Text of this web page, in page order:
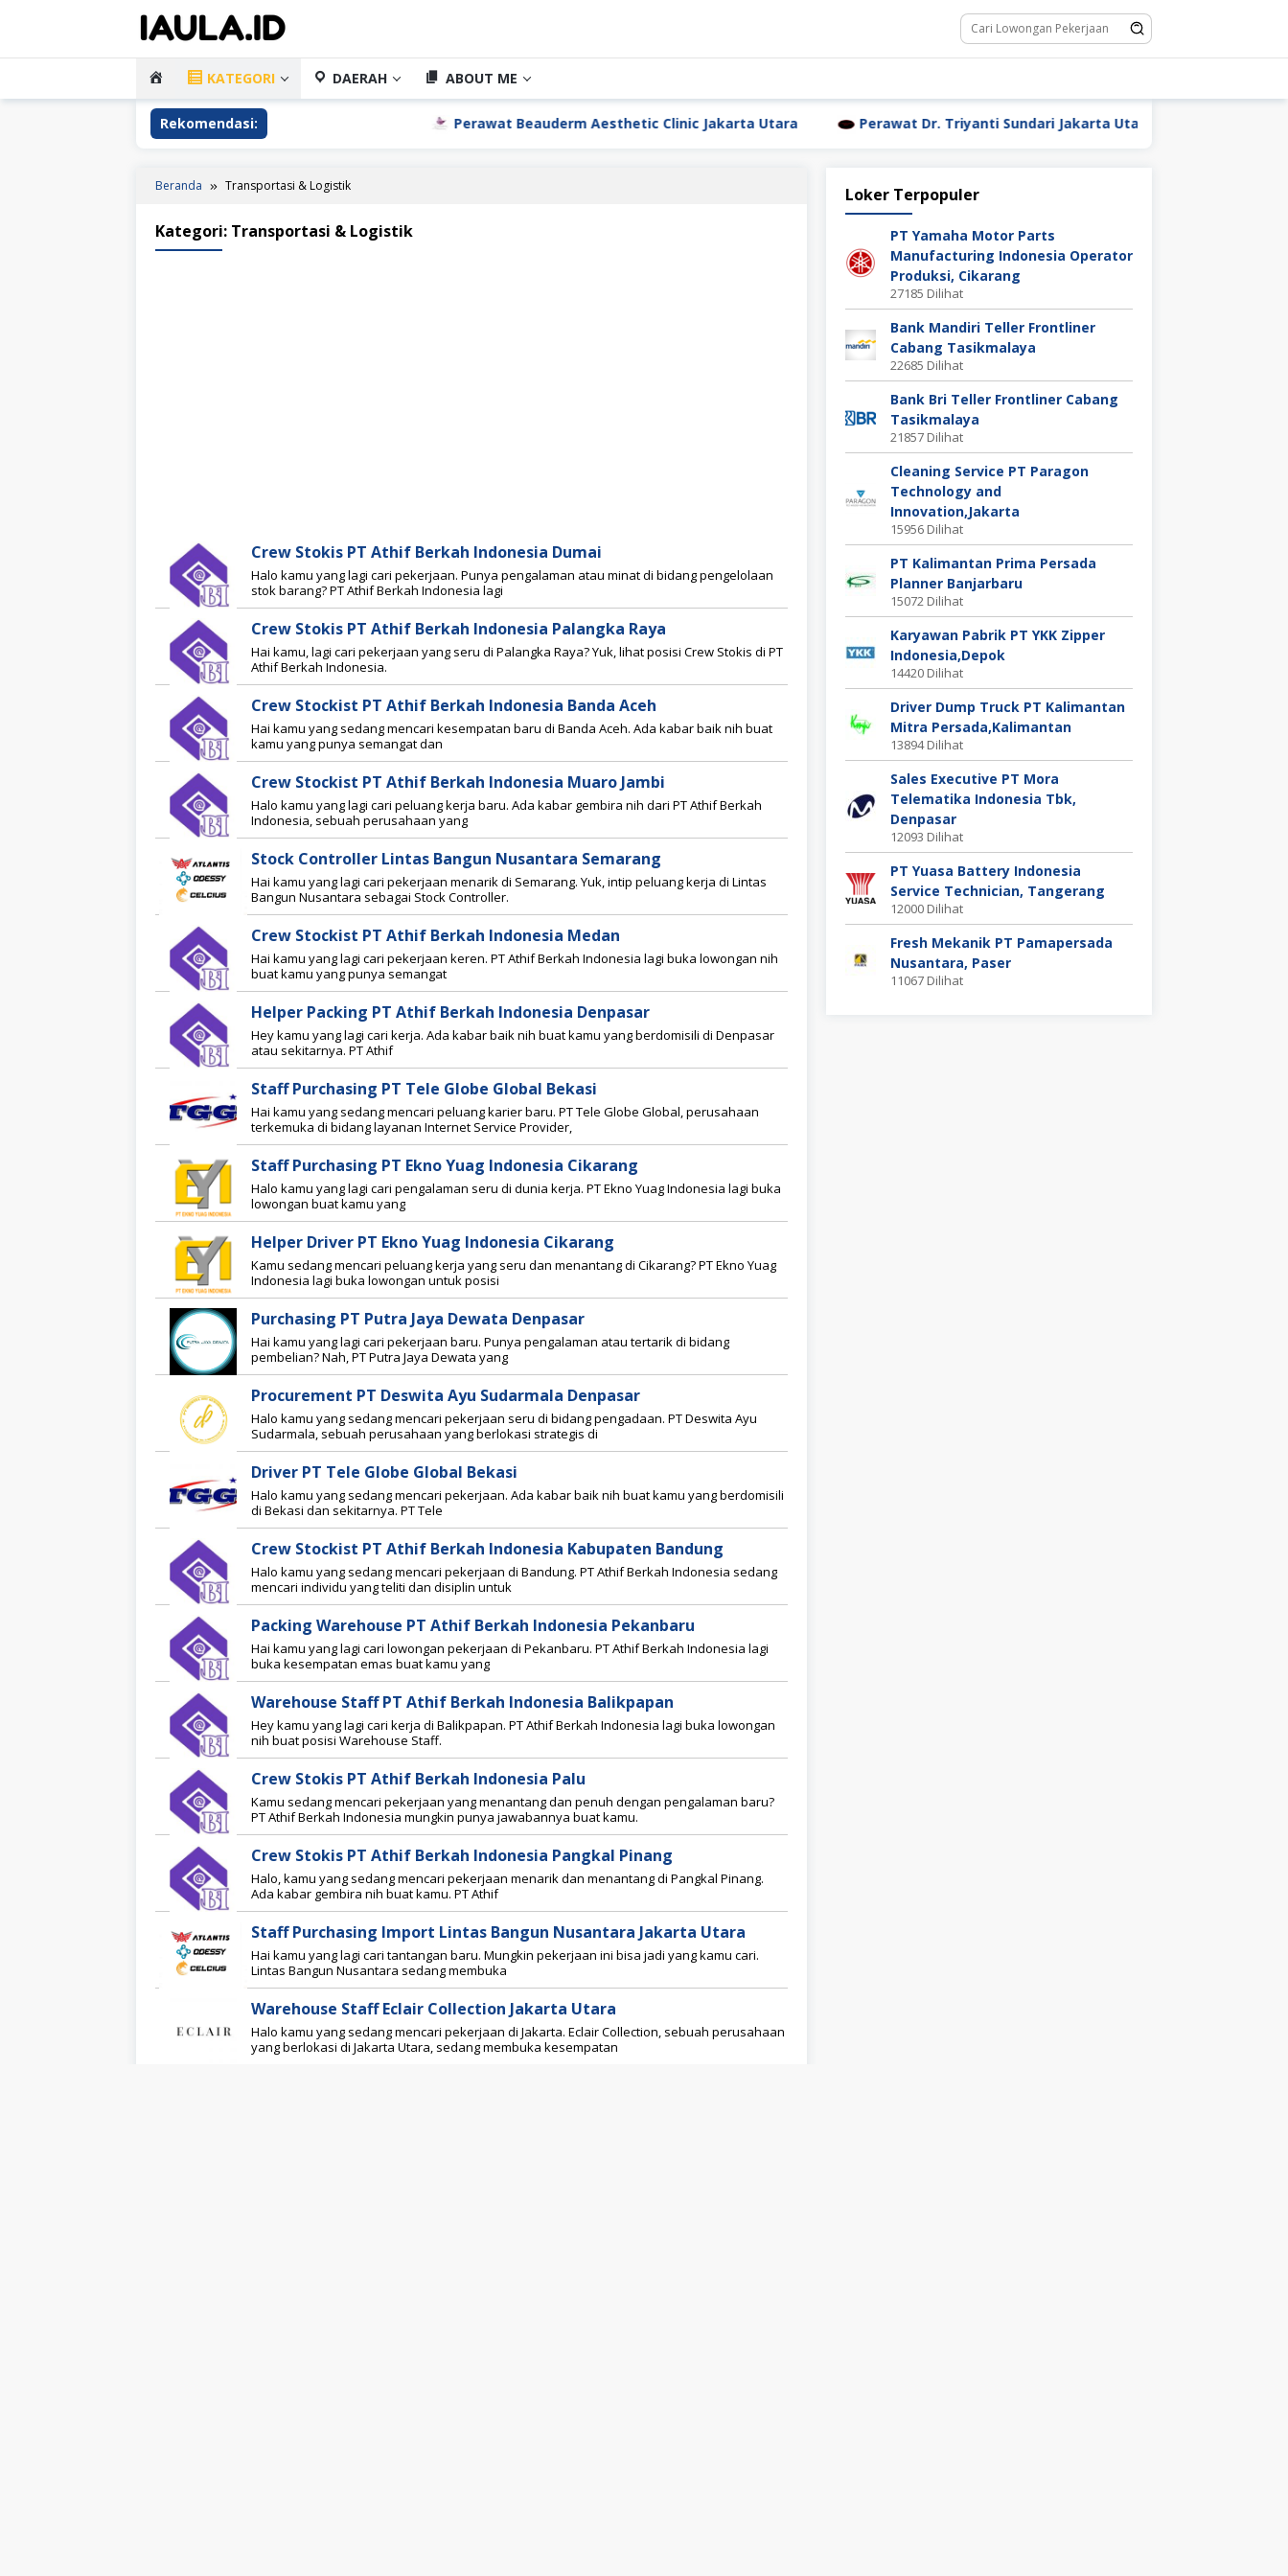
HOME KATEGORI DAERAH ABOUT ME
Rekomendasi: Perawat Beauderm Aesthetic Clinic Jakarta Utara Perawat Dr. Triyanti Sundari Jakarta Utara
Beranda Transportasi & Logistik
Kategori: Transportasi & Logistik
Crew Stokis PT Athif Berkah Indonesia Dumai
Halo kamu yang lagi cari pekerjaan. Punya pengalaman atau minat di bidang pengelolaan
stok barang? PT Athif Berkah Indonesia lagi
Crew Stokis PT Athif Berkah Indonesia Palangka Raya
Hai kamu, lagi cari pekerjaan yang seru di Palangka Raya? Yuk, lihat posisi Crew Stokis di PT
Athif Berkah Indonesia.
Crew Stockist PT Athif Berkah Indonesia Banda Aceh
Hai kamu yang sedang mencari kesempatan baru di Banda Aceh. Ada kabar baik nih buat
kamu yang punya semangat dan
Crew Stockist PT Athif Berkah Indonesia Muaro Jambi
Halo kamu yang lagi cari peluang kerja baru. Ada kabar gembira nih dari PT Athif Berkah
Indonesia, sebuah perusahaan yang
Stock Controller Lintas Bangun Nusantara Semarang
Hai kamu yang lagi cari pekerjaan menarik di Semarang. Yuk, intip peluang kerja di Lintas
Bangun Nusantara sebagai Stock Controller.
Crew Stockist PT Athif Berkah Indonesia Medan
Hai kamu yang lagi cari pekerjaan keren. PT Athif Berkah Indonesia lagi buka lowongan nih
buat kamu yang punya semangat
Helper Packing PT Athif Berkah Indonesia Denpasar
Hey kamu yang lagi cari kerja. Ada kabar baik nih buat kamu yang berdomisili di Denpasar
atau sekitarnya. PT Athif
Staff Purchasing PT Tele Globe Global Bekasi
Hai kamu yang sedang mencari peluang karier baru. PT Tele Globe Global, perusahaan
terkemuka di bidang layanan Internet Service Provider,
Staff Purchasing PT Ekno Yuag Indonesia Cikarang
Halo kamu yang lagi cari pengalaman seru di dunia kerja. PT Ekno Yuag Indonesia lagi buka
lowongan buat kamu yang
Helper Driver PT Ekno Yuag Indonesia Cikarang
Kamu sedang mencari peluang kerja yang seru dan menantang di Cikarang? PT Ekno Yuag
Indonesia lagi buka lowongan untuk posisi
Purchasing PT Putra Jaya Dewata Denpasar
Hai kamu yang lagi cari pekerjaan baru. Punya pengalaman atau tertarik di bidang
pembelian? Nah, PT Putra Jaya Dewata yang
Procurement PT Deswita Ayu Sudarmala Denpasar
Halo kamu yang sedang mencari pekerjaan seru di bidang pengadaan. PT Deswita Ayu
Sudarmala, sebuah perusahaan yang berlokasi strategis di
Driver PT Tele Globe Global Bekasi
Halo kamu yang sedang mencari pekerjaan. Ada kabar baik nih buat kamu yang berdomisili
di Bekasi dan sekitarnya. PT Tele
Crew Stockist PT Athif Berkah Indonesia Kabupaten Bandung
Halo kamu yang sedang mencari pekerjaan di Bandung. PT Athif Berkah Indonesia sedang
mencari individu yang teliti dan disiplin untuk
Packing Warehouse PT Athif Berkah Indonesia Pekanbaru
Hai kamu yang lagi cari lowongan pekerjaan di Pekanbaru. PT Athif Berkah Indonesia lagi
buka kesempatan emas buat kamu yang
Warehouse Staff PT Athif Berkah Indonesia Balikpapan
Hey kamu yang lagi cari kerja di Balikpapan. PT Athif Berkah Indonesia lagi buka lowongan
nih buat posisi Warehouse Staff.
Crew Stokis PT Athif Berkah Indonesia Palu
Kamu sedang mencari pekerjaan yang menantang dan penuh dengan pengalaman baru?
PT Athif Berkah Indonesia mungkin punya jawabannya buat kamu.
Crew Stokis PT Athif Berkah Indonesia Pangkal Pinang
Halo, kamu yang sedang mencari pekerjaan menarik dan menantang di Pangkal Pinang.
Ada kabar gembira nih buat kamu. PT Athif
Staff Purchasing Import Lintas Bangun Nusantara Jakarta Utara
Hai kamu yang lagi cari tantangan baru. Mungkin pekerjaan ini bisa jadi yang kamu cari.
Lintas Bangun Nusantara sedang membuka
Warehouse Staff Eclair Collection Jakarta Utara
Halo kamu yang sedang mencari pekerjaan di Jakarta. Eclair Collection, sebuah perusahaan
yang berlokasi di Jakarta Utara, sedang membuka kesempatan
Loker Terpopuler
PT Yamaha Motor Parts
Manufacturing Indonesia Operator
Produksi, Cikarang
27185 Dilihat
Bank Mandiri Teller Frontliner
Cabang Tasikmalaya
22685 Dilihat
Bank Bri Teller Frontliner Cabang
Tasikmalaya
21857 Dilihat
Cleaning Service PT Paragon
Technology and
Innovation,Jakarta
15956 Dilihat
PT Kalimantan Prima Persada
Planner Banjarbaru
15072 Dilihat
Karyawan Pabrik PT YKK Zipper
Indonesia,Depok
14420 Dilihat
Driver Dump Truck PT Kalimantan
Mitra Persada,Kalimantan
13894 Dilihat
Sales Executive PT Mora
Telematika Indonesia Tbk,
Denpasar
12093 Dilihat
PT Yuasa Battery Indonesia
Service Technician, Tangerang
12000 Dilihat
Fresh Mekanik PT Pamapersada
Nusantara, Paser
11067 Dilihat